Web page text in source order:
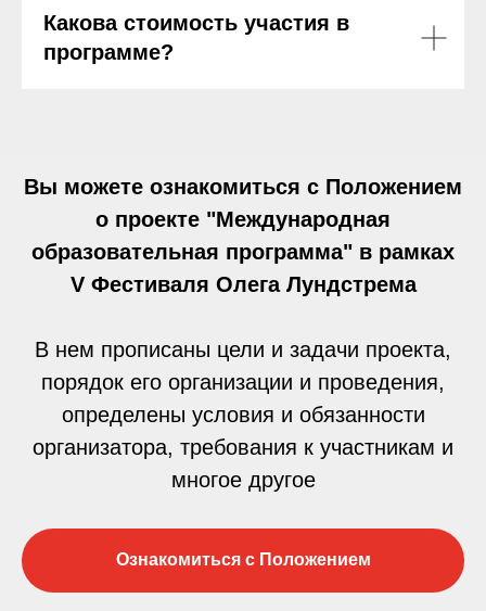
Какова стоимость участия в
программе?
Вы можете ознакомиться с Положением
о проекте "Международная
образовательная программа" в рамках
V Фестиваля Олега Лундстрема
В нем прописаны цели и задачи проекта,
порядок его организации и проведения,
определены условия и обязанности
организатора, требования к участникам и
многое другое
Ознакомиться с Положением